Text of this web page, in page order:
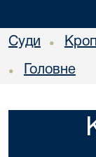
Суди •
• Головне